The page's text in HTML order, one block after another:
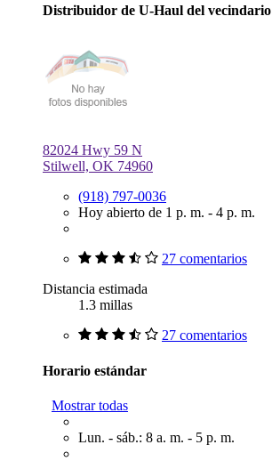
Distribuidor de U-Haul del vecindario
82024 Hwy 59 N
Stilwell, OK 74960
(918) 797-0036
Hoy abierto de 1 p. m. - 4 p. m.
27 comentarios
Distancia estimada
1.3 millas
27 comentarios
Horario estándar
Mostrar todas
Lun. - sáb.: 8 a. m. - 5 p. m.